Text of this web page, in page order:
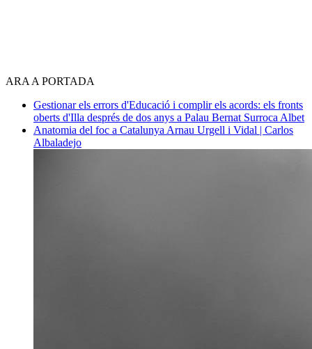
ARA A PORTADA
Gestionar els errors d'Educació i complir els acords: els fronts
oberts d'Illa després de dos anys a Palau Bernat Surroca Albet
Anatomia del foc a Catalunya Arnau Urgell i Vidal | Carlos
Albaladejo